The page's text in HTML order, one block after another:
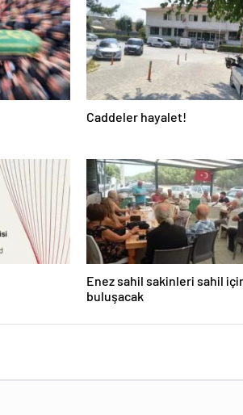
Caddeler hayalet!
Enez sahil sakinleri sahil
buluşacak